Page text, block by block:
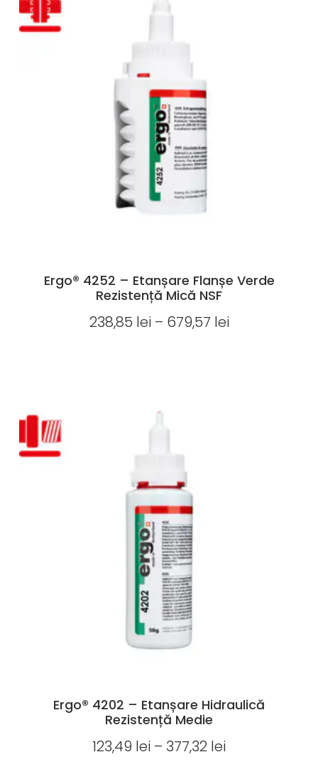
Ergo® 4252 – Etanșare Flanșe Verde
Rezistență Mică NSF
238,85 lei – 679,57 lei
Ergo® 4202 – Etanșare Hidraulică
Rezistență Medie
123,49 lei – 377,32 lei